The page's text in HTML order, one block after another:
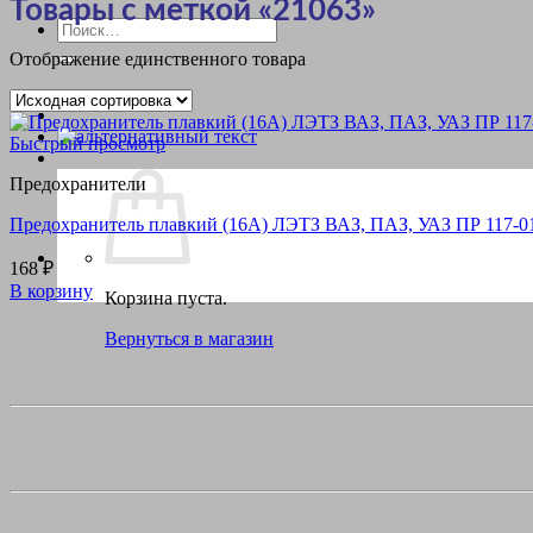
Искать:
Корзина пуста.
Вернуться в магазин
Товары с меткой «21063»
Отображение единственного товара
Быстрый просмотр
Предохранители
Предохранитель плавкий (16А) ЛЭТЗ ВАЗ, ПАЗ, УАЗ ПР 117-
168₽
В корзину